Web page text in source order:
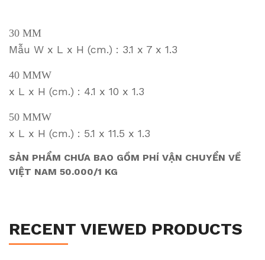
30 MM
Mẫu W x L x H (cm.) : 3.1 x 7 x 1.3
40 MMW
x L x H (cm.) : 4.1 x 10 x 1.3
50 MMW
x L x H (cm.) : 5.1 x 11.5 x 1.3
SẢN PHẨM CHƯA BAO GỒM PHÍ VẬN CHUYỂN VỀ
VIỆT NAM 50.000/1 KG
RECENT VIEWED PRODUCTS